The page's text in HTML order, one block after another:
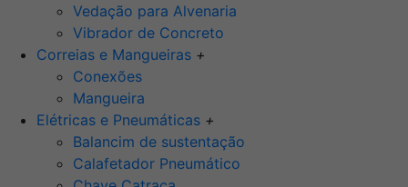
Vedação para Alvenaria
Vibrador de Concreto
Correias e Mangueiras +
Conexões
Mangueira
Elétricas e Pneumáticas +
Balancim de sustentação
Calafetador Pneumático